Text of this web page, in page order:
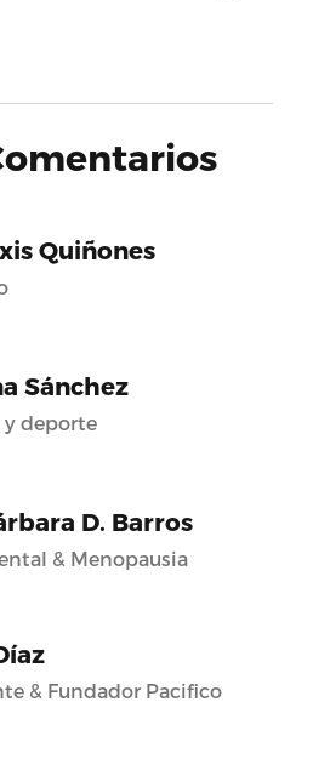
Quiñones
Sánchez
y deporte
D. Barros
& Menopausia
& Fundador Pacifico